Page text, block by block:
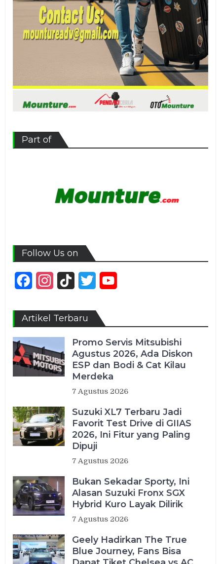
Part of
Follow Us on
FacebookInstagram
TikTok Twitter
Artikel Terbaru
Promo Servis Mitsubishi
Agustus 2026, Ada Diskon
ESP dan Bodi & Cat Kilau
Merdeka
7 Agustus 2026
Suzuki XL7 Terbaru Jadi
Favorit Test Drive di GIIAS
2026, Ini Fitur yang Paling
Dipuji
7 Agustus 2026
Bukan Sekadar Sporty, Ini
Alasan Suzuki Fronx SGX
Hybrid Kuro Layak Dilirik
7 Agustus 2026
Geely Hadirkan The True
Blue Journey, Fans Bisa